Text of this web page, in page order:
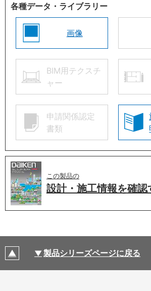
各種データ・ライブラリー
画像
BIM用テクスチ
ャー
申請関係認定
書類
この製品の
設計・施工情報を確認
製品シリーズページに戻る